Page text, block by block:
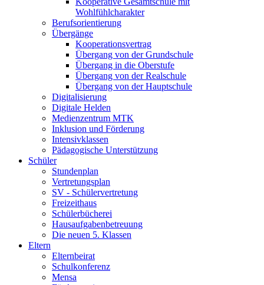
Wohlfühlcharakter
Berufsorientierung
Übergänge
Kooperationsvertrag
Übergang von der Grundschule
Übergang in die Oberstufe
Übergang von der Realschule
Übergang von der Hauptschule
Digitalisierung
Digitale Helden
Medienzentrum MTK
Inklusion und Förderung
Intensivklassen
Pädagogische Unterstützung
Schüler
Stundenplan
Vertretungsplan
SV - Schülervertretung
Freizeithaus
Schülerbücherei
Hausaufgabenbetreuung
Die neuen 5. Klassen
Eltern
Elternbeirat
Schulkonferenz
Mensa